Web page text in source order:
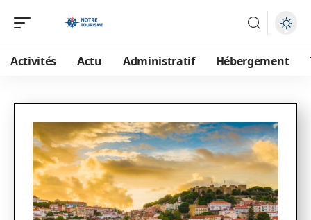
Activités Actu Administratif Hébergement